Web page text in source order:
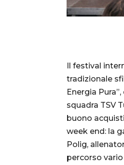
Il festival
tradizionale
Energia
squadra TSV
buono
week end: la
Polig,
percorso